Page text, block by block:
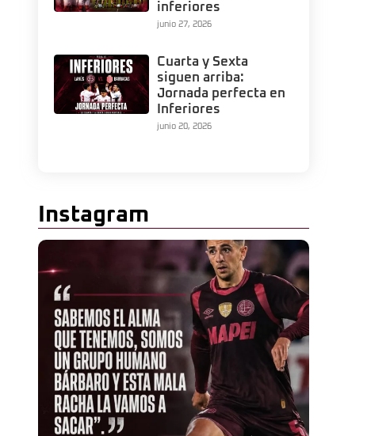
inferiores
junio 27, 2026
Cuarta y Sexta
siguen arriba:
Jornada perfecta en
Inferiores
junio 20, 2026
Instagram